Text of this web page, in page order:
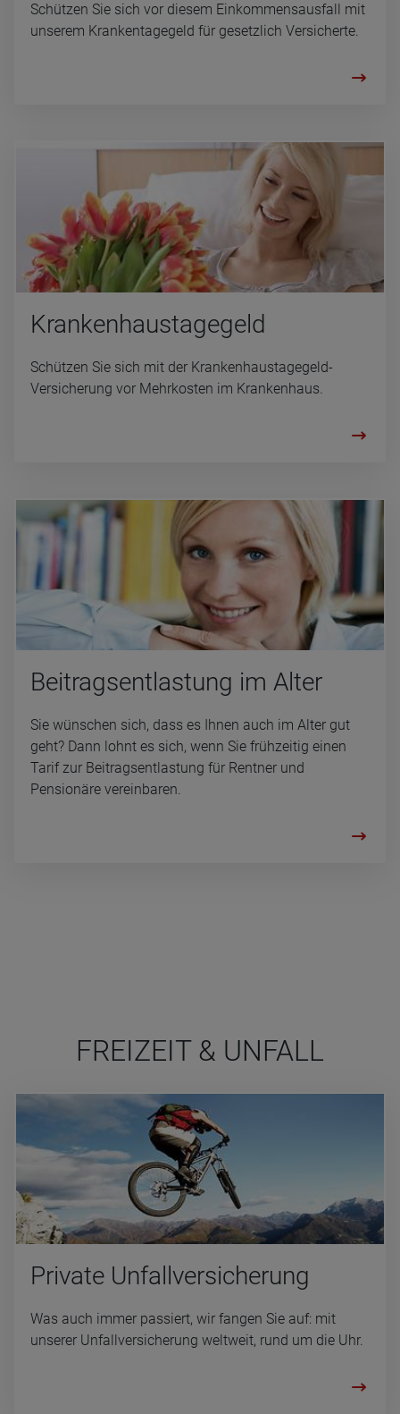
Schützen Sie sich vor diesem Einkommensausfall mit
unserem Krankentagegeld für gesetzlich Versicherte.
Kran­ken­haus­ta­ge­geld
Schützen Sie sich mit der Krankenhaustagegeld-
Versicherung vor Mehrkosten im Krankenhaus.
Bei­trag­s­ent­las­tung im Alter
Sie wünschen sich, dass es Ihnen auch im Alter gut
geht? Dann lohnt es sich, wenn Sie frühzeitig einen
Tarif zur Beitragsentlastung für Rentner und
Pensionäre vereinbaren.
FREI­ZEIT & UN­FALL
Pri­vate Unfall­ver­si­che­rung
Was auch immer passiert, wir fangen Sie auf: mit
unserer Unfallversicherung weltweit, rund um die Uhr.